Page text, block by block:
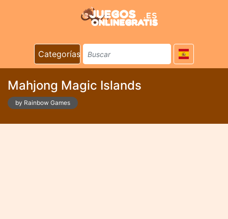
Categorías
Mahjong Magic Islands
by Rainbow Games